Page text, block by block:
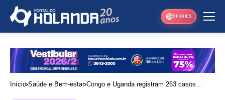
STORIES
Início Saúde e Bem-estar Congo e Uganda registram 263 casos